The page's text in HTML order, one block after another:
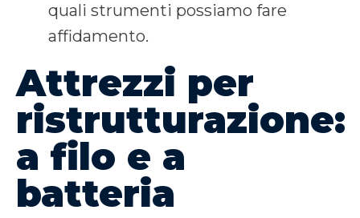
quali strumenti possiamo fare
affidamento.
Attrezzi per
ristrutturazione:
a filo e a
batteria